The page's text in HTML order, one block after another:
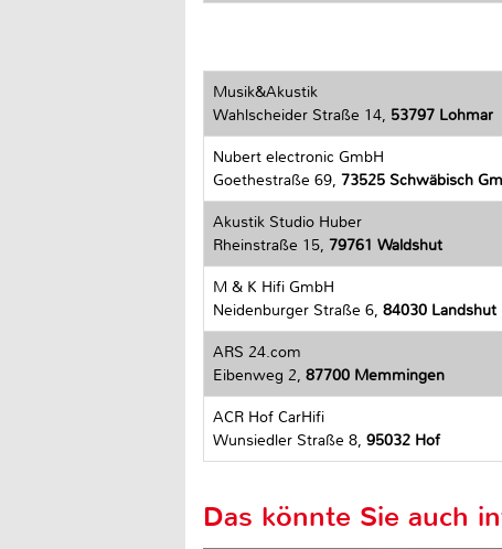
Musik&Akustik
Wahlscheider Straße 14, 53797 Lohmar
Nubert electronic GmbH
Goethestraße 69, 73525 Schwäbisch
Akustik Studio Huber
Rheinstraße 15, 79761 Waldshut
M & K Hifi GmbH
Neidenburger Straße 6, 84030 Landshut
ARS 24.com
Eibenweg 2, 87700 Memmingen
ACR Hof CarHifi
Wunsiedler Straße 8, 95032 Hof
Das könnte Sie auch